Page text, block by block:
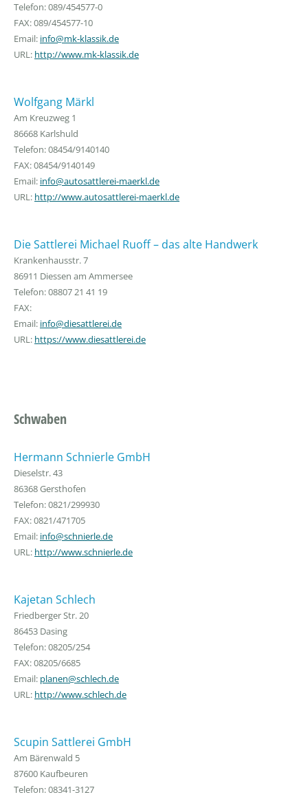
Telefon: 089/454577-0
FAX: 089/454577-10
Email: info@mk-klassik.de
URL: http://www.mk-klassik.de
Wolfgang Märkl
Am Kreuzweg 1
86668 Karlshuld
Telefon: 08454/9140140
FAX: 08454/9140149
Email: info@autosattlerei-maerkl.de
URL: http://www.autosattlerei-maerkl.de
Die Sattlerei Michael Ruoff – das alte Handwerk
Krankenhausstr. 7
86911 Diessen am Ammersee
Telefon: 08807 21 41 19
FAX:
Email: info@diesattlerei.de
URL: https://www.diesattlerei.de
Schwaben
Hermann Schnierle GmbH
Dieselstr. 43
86368 Gersthofen
Telefon: 0821/299930
FAX: 0821/471705
Email: info@schnierle.de
URL: http://www.schnierle.de
Kajetan Schlech
Friedberger Str. 20
86453 Dasing
Telefon: 08205/254
FAX: 08205/6685
Email: planen@schlech.de
URL: http://www.schlech.de
Scupin Sattlerei GmbH
Am Bärenwald 5
87600 Kaufbeuren
Telefon: 08341-3127